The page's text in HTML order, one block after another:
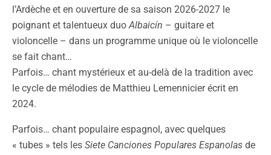
l’Ardèche et en ouverture de sa saison 2026-2027 le
poignant et talentueux duo Albaicín – guitare et
violoncelle – dans un programme unique où le violoncelle
se fait chant…
Parfois… chant mystérieux et au-delà de la tradition avec
le cycle de mélodies de Matthieu Lemennicier écrit en
2024.
Parfois… chant populaire espagnol, avec quelques
« tubes » tels les Siete Canciones Populares Espanolas de